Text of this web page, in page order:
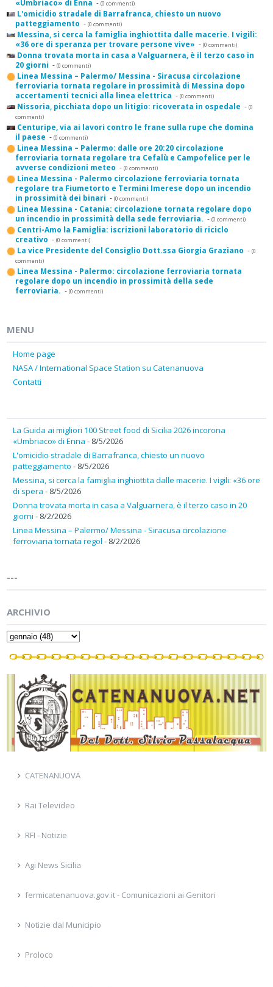
«Umbriaco» di Enna - (0 commenti)
L'omicidio stradale di Barrafranca, chiesto un nuovo
patteggiamento - (0 commenti)
Messina, si cerca la famiglia inghiottita dalle macerie. I vigili:
«36 ore di speranza per trovare persone vive» - (0 commenti)
Donna trovata morta in casa a Valguarnera, è il terzo caso in
20 giorni - (0 commenti)
Linea Messina – Palermo/ Messina - Siracusa circolazione
ferroviaria tornata regolare in prossimità di Messina dopo
accertamenti tecnici alla linea elettrica - (0 commenti)
Nissoria, picchiata dopo un litigio: ricoverata in ospedale - (0
commenti)
Centuripe, via ai lavori contro le frane sulla rupe che domina
il paese - (0 commenti)
Linea Messina – Palermo: dalle ore 20:20 circolazione
ferroviaria tornata regolare tra Cefalù e Campofelice per le
avverse condizioni meteo - (0 commenti)
Linea Messina - Palermo circolazione ferroviaria tornata
regolare tra Fiumetorto e Termini Imerese dopo un incendio
in prossimità dei binari - (0 commenti)
Linea Messina - Catania: circolazione tornata regolare dopo
un incendio in prossimità della sede ferroviaria. - (0 commenti)
Centri-Amo la Famiglia: iscrizioni laboratorio di riciclo
creativo - (0 commenti)
La vice Presidente del Consiglio Dott.ssa Giorgia Graziano - (0
commenti)
Linea Messina - Palermo: circolazione ferroviaria tornata
regolare dopo un incendio in prossimità della sede
ferroviaria. - (0 commenti)
MENU
Home page
NASA / International Space Station su Catenanuova
Contatti
La Guida ai migliori 100 Street food di Sicilia 2026 incorona
«Umbriaco» di Enna - 8/5/2026
L'omicidio stradale di Barrafranca, chiesto un nuovo
patteggiamento - 8/5/2026
Messina, si cerca la famiglia inghiottita dalle macerie. I vigili: «36 ore
di spera - 8/5/2026
Donna trovata morta in casa a Valguarnera, è il terzo caso in 20
giorni - 8/2/2026
Linea Messina – Palermo/ Messina - Siracusa circolazione
ferroviaria tornata regol - 8/2/2026
---
ARCHIVIO
CATENANUOVA
Rai Televideo
RFI - Notizie
Agi News Sicilia
fermicatenanuova.gov.it - Comunicazioni ai Genitori
Notizie dal Municipio
Proloco